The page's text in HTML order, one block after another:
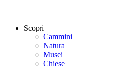
Scopri
Cammini
Natura
Musei
Chiese